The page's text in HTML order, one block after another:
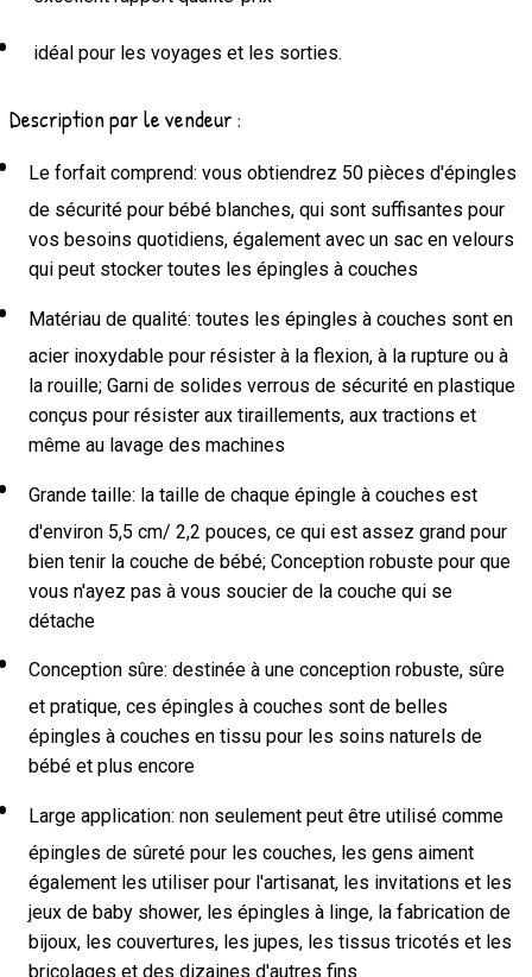
idéal pour les voyages et les sorties.
Description par le vendeur :
Le forfait comprend: vous obtiendrez 50 pièces d'épingles
de sécurité pour bébé blanches, qui sont suffisantes pour
vos besoins quotidiens, également avec un sac en velours
qui peut stocker toutes les épingles à couches
Matériau de qualité: toutes les épingles à couches sont en
acier inoxydable pour résister à la flexion, à la rupture ou à
la rouille; Garni de solides verrous de sécurité en plastique
conçus pour résister aux tiraillements, aux tractions et
même au lavage des machines
Grande taille: la taille de chaque épingle à couches est
d'environ 5,5 cm/ 2,2 pouces, ce qui est assez grand pour
bien tenir la couche de bébé; Conception robuste pour que
vous n'ayez pas à vous soucier de la couche qui se
détache
Conception sûre: destinée à une conception robuste, sûre
et pratique, ces épingles à couches sont de belles
épingles à couches en tissu pour les soins naturels de
bébé et plus encore
Large application: non seulement peut être utilisé comme
épingles de sûreté pour les couches, les gens aiment
également les utiliser pour l'artisanat, les invitations et les
jeux de baby shower, les épingles à linge, la fabrication de
bijoux, les couvertures, les jupes, les tissus tricotés et les
bricolages et des dizaines d'autres fins